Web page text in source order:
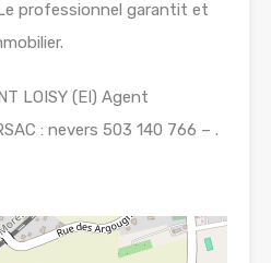
professionnel garantit et
LOISY (EI) Agent
: nevers 503 140 766 – .